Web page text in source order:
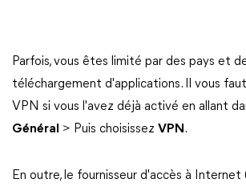
Parfois, vous êtes limité par des pays et
téléchargement d'applications. Il vous
VPN si vous l'avez déjà activé en allant
Général
> Puis choisissez VPN .
En outre, le fournisseur d'accès à